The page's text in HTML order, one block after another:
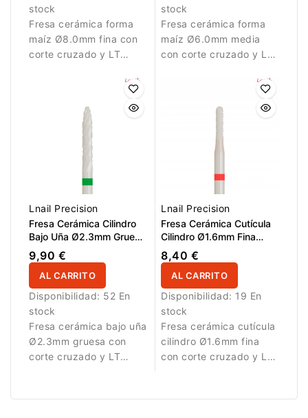
stock
Fresa cerámica forma
maíz Ø8.0mm fina con
corte cruzado y LT
eliminación suave del
stock
Fresa cerámica forma
maíz Ø6.0mm media
con corte cruzado y LT
eliminación y refinado
Lnail Precision
Fresa Cerámica Cilindro
Bajo Uña Ø2.3mm Gruesa
Corte Cruzado LT
14.0mm
9,90 €
AL CARRITO
Disponibilidad: 52 En
stock
Fresa cerámica bajo uña
Ø2.3mm gruesa con
corte cruzado y LT
Lnail Precision
Fresa Cerámica Cutícula
Cilindro Ø1.6mm Fina
Corte Cruzado LT 7.5mm
8,40 €
AL CARRITO
Disponibilidad: 19 En
stock
Fresa cerámica cutícula
cilindro Ø1.6mm fina
con corte cruzado y LT